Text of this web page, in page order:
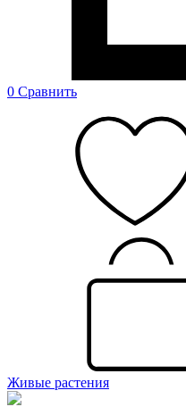
0 Сравнить
Живые растения